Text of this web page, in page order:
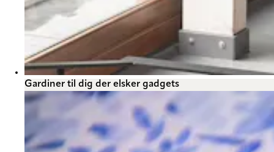
Gardiner til dig der elsker gadgets